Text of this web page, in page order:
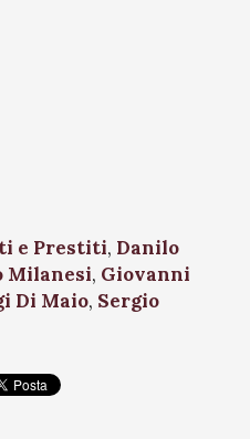
e Prestiti, Danilo
Milanesi, Giovanni
Di Maio, Sergio